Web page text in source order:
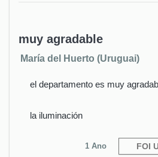
muy agradable
María del Huerto (Uruguai)
el departamento es muy
la iluminación
FOI
1 Ano